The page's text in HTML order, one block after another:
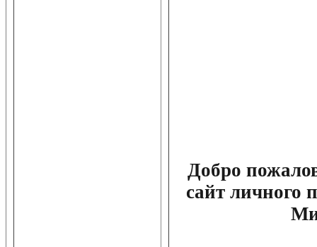
Добро
сайт личного